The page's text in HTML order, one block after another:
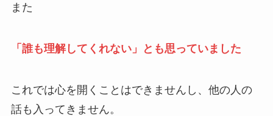
また
「誰も理解してくれない」とも思っていました
これでは心を開くことはできませんし、他の人の
話も入ってきません。